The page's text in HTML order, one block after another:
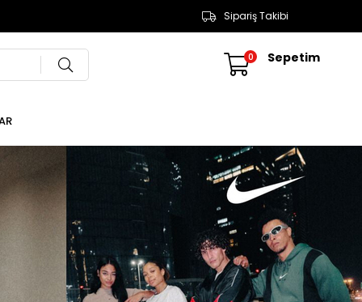
Sipariş Takibi
Sepetim
0